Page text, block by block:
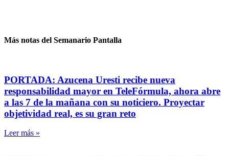
Más notas del Semanario Pantalla
PORTADA: Azucena Uresti recibe nueva
responsabilidad mayor en TeleFórmula, ahora abre
a las 7 de la mañana con su noticiero. Proyectar
objetividad real, es su gran reto
Leer más »